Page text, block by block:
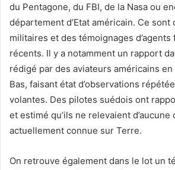
du Pentagone, du FBI, de la Nasa ou
département d’Etat américain. Ce sont
militaires et des témoignages
récents. Il y a notamment un rapport
rédigé par des aviateurs américains
Bas, faisant état d’observations
volantes. Des pilotes suédois ont
et estimé qu’ils ne relevaient d’aucune
actuellement connue sur Terre.
On retrouve également dans le lot un